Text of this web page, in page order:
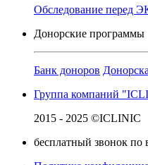
Обследование перед
Донорские программы
Банк доноров
Группа компаний
2015 - 2025 ©ICLINIC
бесплатный звонок по